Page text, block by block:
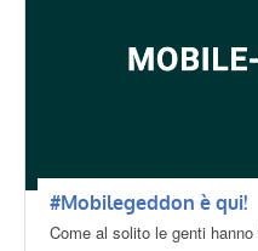
#Mobilegeddon è qui!
Come al solito le genti